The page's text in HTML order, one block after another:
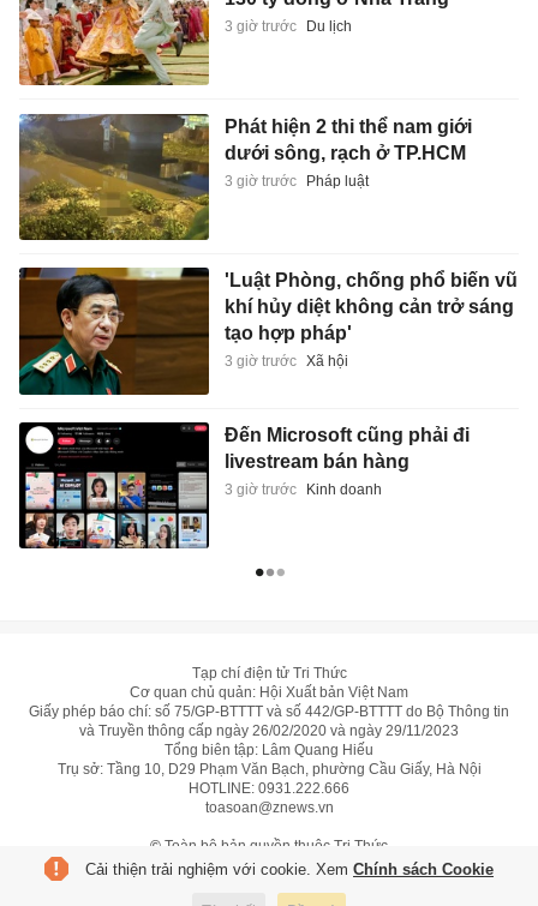
3 giờ trước Du lịch
Phát hiện 2 thi thể nam giới
dưới sông, rạch ở TP.HCM
3 giờ trước Pháp luật
'Luật Phòng, chống phổ biến vũ
khí hủy diệt không cản trở sáng
tạo hợp pháp'
3 giờ trước Xã hội
Đến Microsoft cũng phải đi
livestream bán hàng
3 giờ trước Kinh doanh
Tạp chí điện tử Tri Thức
Cơ quan chủ quản: Hội Xuất bản Việt Nam
Giấy phép báo chí: số 75/GP-BTTTT và số 442/GP-BTTTT do Bộ Thông tin
và Truyền thông cấp ngày 26/02/2020 và ngày 29/11/2023
Tổng biên tập: Lâm Quang Hiếu
Trụ sở: Tầng 10, D29 Phạm Văn Bạch, phường Cầu Giấy, Hà Nội
HOTLINE: 0931.222.666
toasoan@znews.vn
© Toàn bộ bản quyền thuộc Tri Thức
Cải thiện trải nghiệm với cookie. Xem Chính sách Cookie